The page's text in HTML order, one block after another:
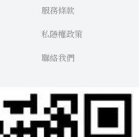
服務條款
私隱權政策
聯絡我們